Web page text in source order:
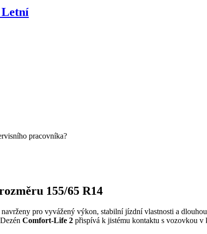
Letní
pracovníka?
155/65 R14
navrženy pro vyvážený výkon, stabilní jízdní vlastnosti a
Comfort-Life 2 přispívá k jistému kontaktu s vozovkou